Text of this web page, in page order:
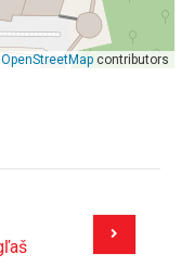
OpenStreetMapcontributors